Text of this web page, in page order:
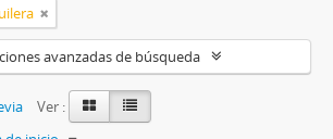
avanzadas de búsqueda
Ver :